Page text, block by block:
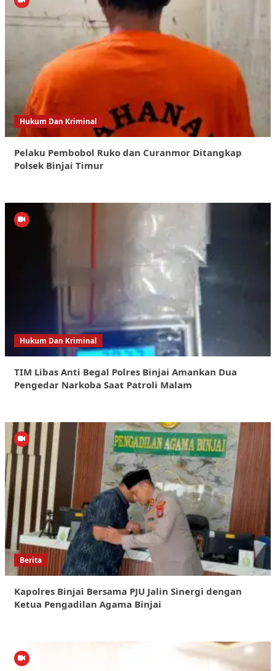
Hukum Dan Kriminal
Pelaku Pembobol Ruko dan Curanmor Ditangkap
Polsek Binjai Timur
Hukum Dan Kriminal
TIM Libas Anti Begal Polres Binjai Amankan Dua
Pengedar Narkoba Saat Patroli Malam
Berita
Kapolres Binjai Bersama PJU Jalin Sinergi dengan
Ketua Pengadilan Agama Binjai